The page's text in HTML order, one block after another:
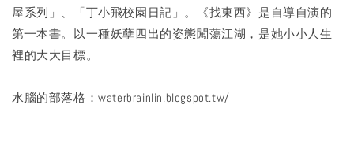
屋系列」、「丁小飛校園日記」。《找東西》是自導自演的
第一本書。以一種妖孽四出的姿態闖蕩江湖，是她小小人生
裡的大大目標。
水腦的部落格：waterbrainlin.blogspot.tw/